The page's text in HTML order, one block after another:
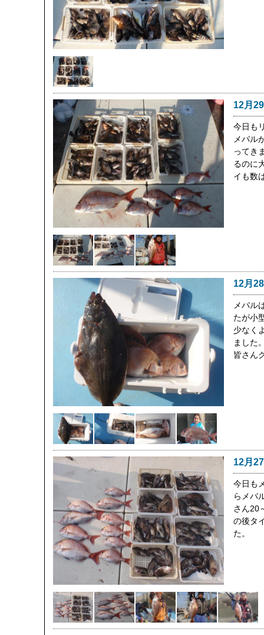
12月
今日も
メバル
ってき
るのに
イも数
12月
メバル
たが小
少なく
ました
皆さん
12月
今日も
らメバ
さん20
の後タ
た。